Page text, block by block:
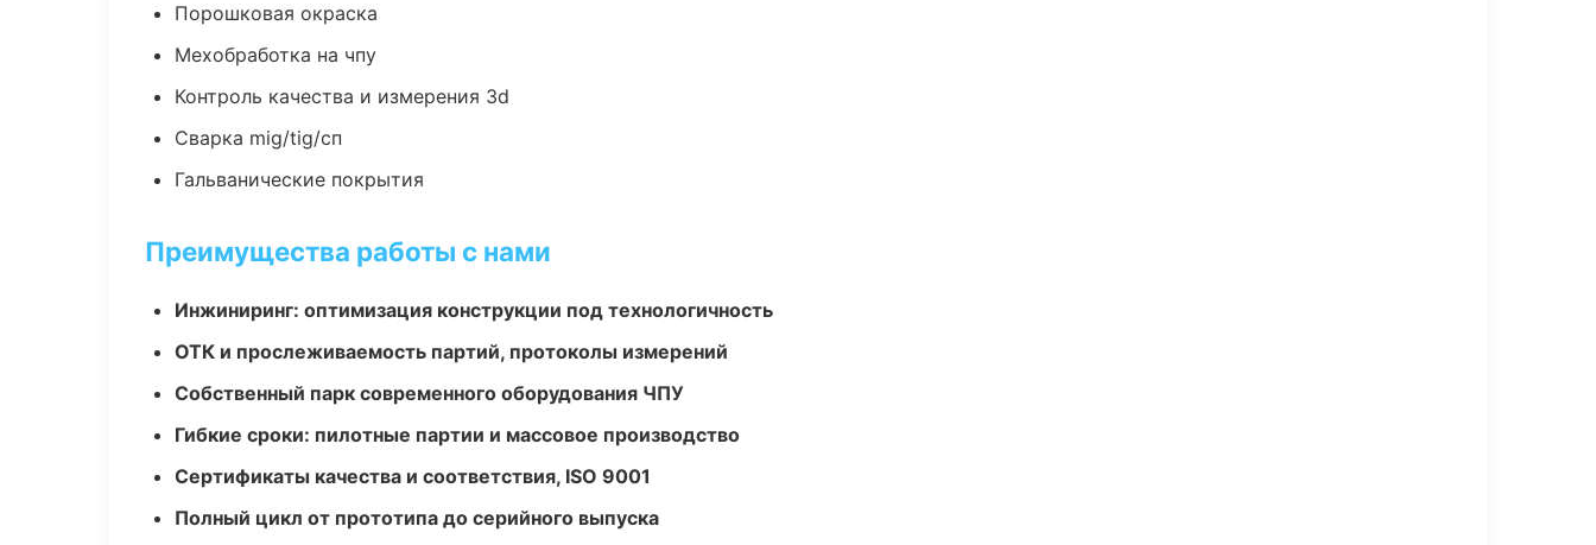
Порошковая окраска
Мехобработка на чпу
Контроль качества и измерения 3d
Сварка mig/tig/сп
Гальванические покрытия
Преимущества работы с нами
Инжиниринг: оптимизация конструкции под технологичность
ОТК и прослеживаемость партий, протоколы измерений
Собственный парк современного оборудования ЧПУ
Гибкие сроки: пилотные партии и массовое производство
Сертификаты качества и соответствия, ISO 9001
Полный цикл от прототипа до серийного выпуска